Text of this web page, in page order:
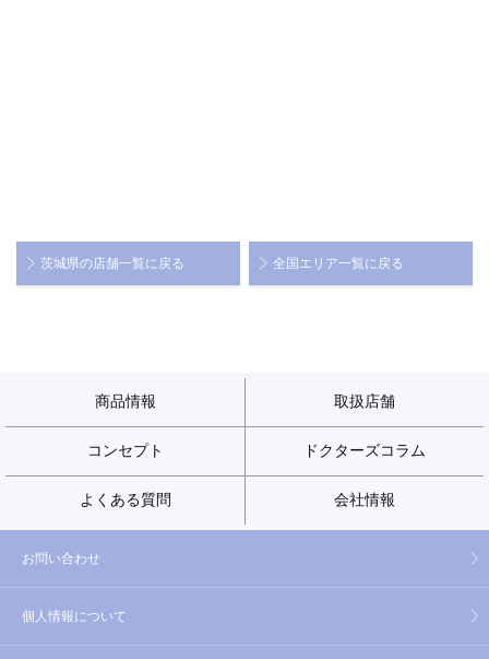
茨城県の店舗一覧に戻る 全国エリア一覧に戻る
商品情報 取扱店舗
コンセプト ドクターズコラム
よくある質問 会社情報
お問い合わせ
個人情報について